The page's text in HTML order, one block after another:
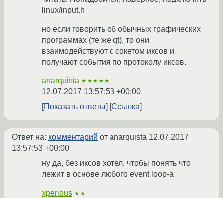
linux/input.h
но если говорить об обычных графических
программах (те же qt), то они
взаимодействуют с сокетом иксов и
получают события по протоколу иксов.
anarquista ★★★★★
12.07.2017 13:57:53 +00:00
Показать ответы
Ссылка
Ответ на: комментарий от anarquista 12.07.2017
13:57:53 +00:00
ну да, без иксов хотел, чтобы понять что
лежит в основе любого event loop-а
xperious ★★